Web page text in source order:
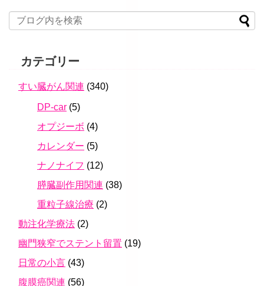
カテゴリー
すい臓がん関連 (340)
DP-car (5)
オプジーボ (4)
カレンダー (5)
ナノナイフ (12)
膵臓副作用関連 (38)
重粒子線治療 (2)
動注化学療法 (2)
幽門狭窄でステント留置 (19)
日常の小言 (43)
腹膜癌関連 (56)